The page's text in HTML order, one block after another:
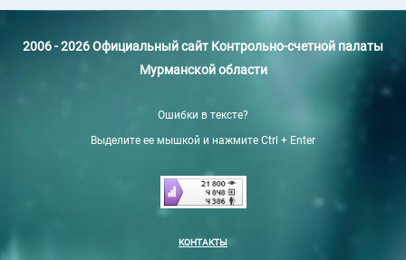
2006 - 2026 Официальный сайт Контрольно-счетной палаты
Мурманской области
Ошибки в тексте?
Выделите ее мышкой и нажмите Ctrl + Enter
КОНТАКТЫ